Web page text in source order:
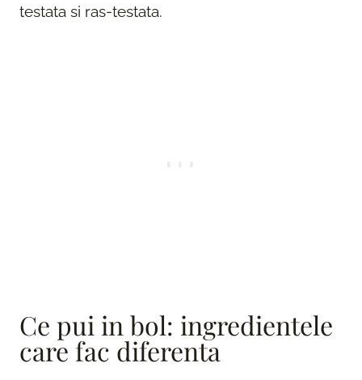
testata si ras-testata.
Ce pui in bol: ingredientele
care fac diferenta